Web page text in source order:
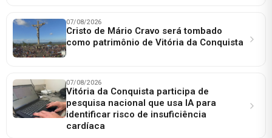
07/08/2026
Cristo de Mário Cravo será tombado
como patrimônio de Vitória da Conquista
07/08/2026
Vitória da Conquista participa de
pesquisa nacional que usa IA para
identificar risco de insuficiência
cardíaca